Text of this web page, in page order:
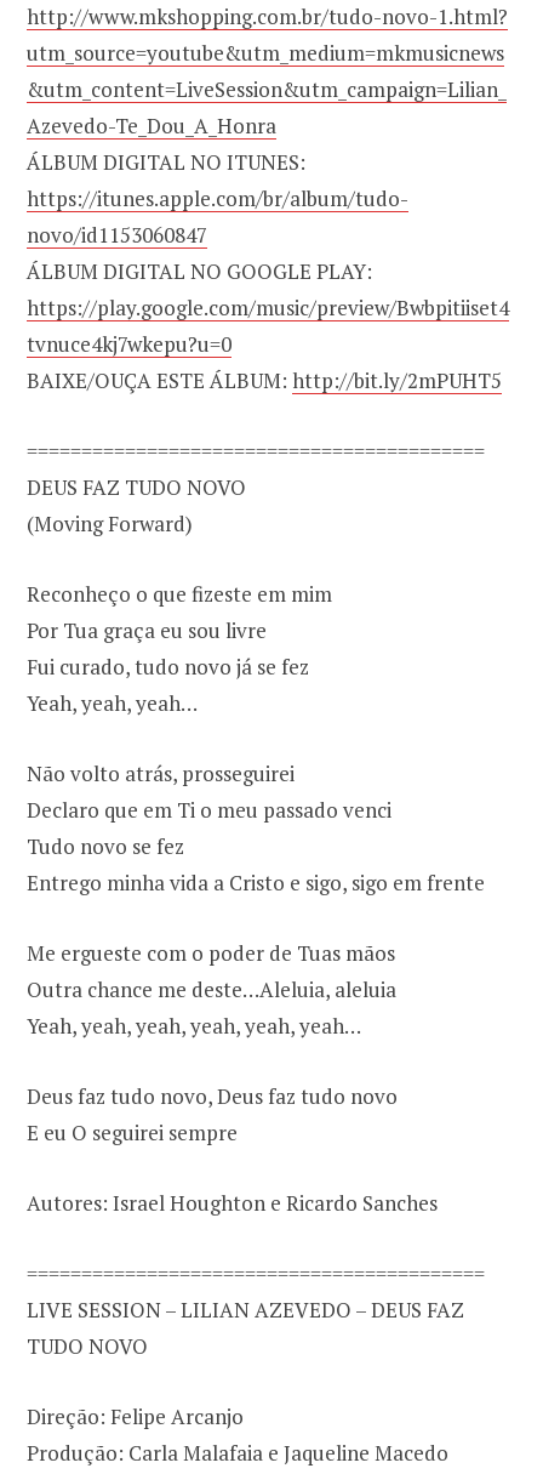
http://www.mkshopping.com.br/tudo-novo-1.html?
utm_source=youtube&utm_medium=mkmusicnews
&utm_content=LiveSession&utm_campaign=Lilian_
Azevedo-Te_Dou_A_Honra
ÁLBUM DIGITAL NO ITUNES:
https://itunes.apple.com/br/album/tudo-
novo/id1153060847
ÁLBUM DIGITAL NO GOOGLE PLAY:
https://play.google.com/music/preview/Bwbpitiiset4
tvnuce4kj7wkepu?u=0
BAIXE/OUÇA ESTE ÁLBUM: http://bit.ly/2mPUHT5
==========================================
DEUS FAZ TUDO NOVO
(Moving Forward)
Reconheço o que fizeste em mim
Por Tua graça eu sou livre
Fui curado, tudo novo já se fez
Yeah, yeah, yeah…
Não volto atrás, prosseguirei
Declaro que em Ti o meu passado venci
Tudo novo se fez
Entrego minha vida a Cristo e sigo, sigo em frente
Me ergueste com o poder de Tuas mãos
Outra chance me deste…Aleluia, aleluia
Yeah, yeah, yeah, yeah, yeah, yeah…
Deus faz tudo novo, Deus faz tudo novo
E eu O seguirei sempre
Autores: Israel Houghton e Ricardo Sanches
==========================================
LIVE SESSION – LILIAN AZEVEDO – DEUS FAZ
TUDO NOVO
Direção: Felipe Arcanjo
Produção: Carla Malafaia e Jaqueline Macedo